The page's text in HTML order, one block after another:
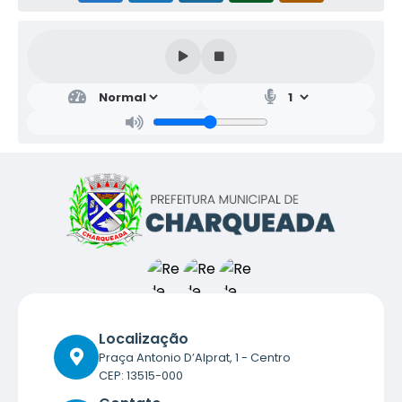
Localização
Praça Antonio D’Alprat, 1 - Centro
CEP: 13515-000